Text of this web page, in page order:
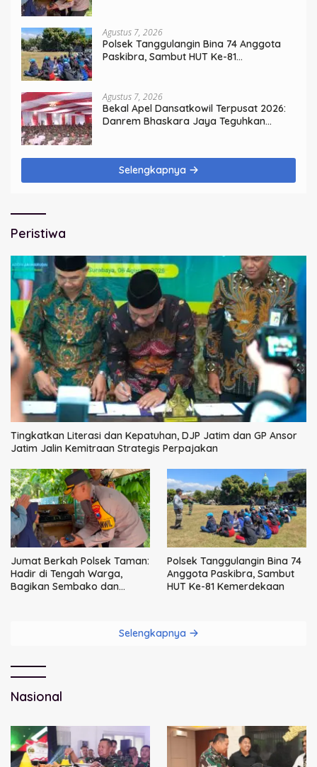
Agustus 7, 2026
Polsek Tanggulangin Bina 74 Anggota
Paskibra, Sambut HUT Ke-81
Agustus 7, 2026
Bekal Apel Dansatkowil Terpusat 2026:
Danrem Bhaskara Jaya Teguhkan
Selengkapnya
Peristiwa
Tingkatkan Literasi dan Kepatuhan, DJP Jatim dan GP Ansor
Jatim Jalin Kemitraan Strategis Perpajakan
Jumat Berkah Polsek Taman:
Hadir di Tengah Warga,
Bagikan Sembako dan
Polsek Tanggulangin Bina 74
Anggota Paskibra, Sambut
HUT Ke-81 Kemerdekaan
Selengkapnya
Nasional